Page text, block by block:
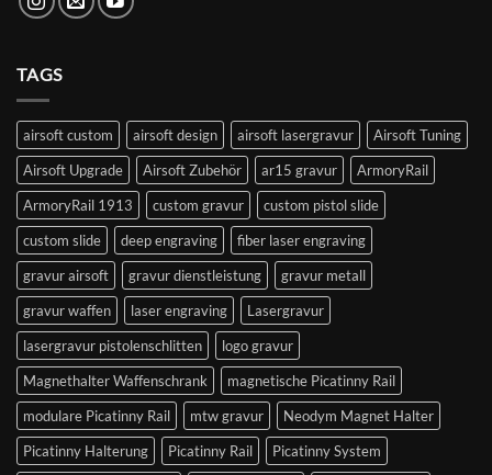
TAGS
airsoft custom airsoft design airsoft lasergravur
Airsoft Tuning
Airsoft Upgrade
Airsoft Zubehör ar15 gravur
ArmoryRail
ArmoryRail 1913
custom gravur
custom pistol slide
custom slide
deep engraving
fiber laser engraving
gravur airsoft
gravur dienstleistung
gravur metall
gravur waffen
laser engraving
Lasergravur
lasergravur pistolenschlitten
logo gravur
Magnethalter Waffenschrank
magnetische Picatinny Rail
modulare Picatinny Rail
mtw gravur
Neodym Magnet Halter
Picatinny Halterung
Picatinny Rail
Picatinny System